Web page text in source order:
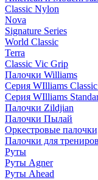
Classic Nylon
Nova
Signature Series
World Classic
Terra
Classic Vic Grip
Палочки Williams
Серия WIlliams
Серия WIlliams
Палочки Zildjian
Палочки Пылай
Оркестровые
Палочки для
Руты
Руты Agner
Руты Ahead